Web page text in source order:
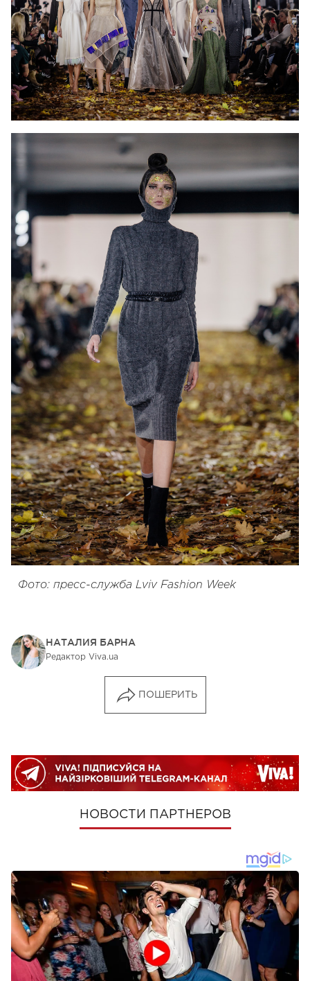
Фото: пресс-служба Lviv Fashion Week
НАТАЛИЯ БАРНА
Редактор Viva.ua
ПОШЕРИТЬ
НОВОСТИ ПАРТНЕРОВ